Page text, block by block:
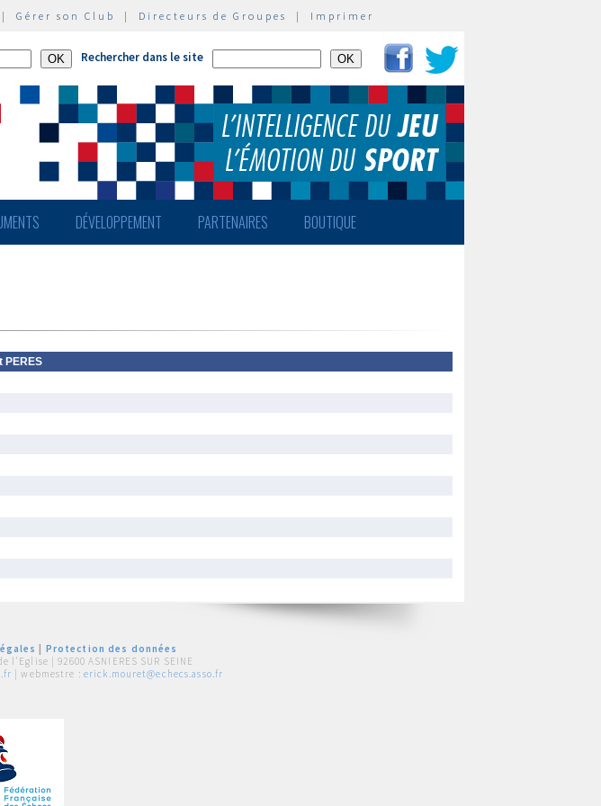
| Gérer son Club | Directeurs de Groupes | Imprimer
Rechercher dans le site
DÉVELOPPEMENT PARTENAIRES BOUTIQUE
PERES
Protection des données
l'Eglise | 92600 ASNIERES SUR SEINE
| webmestre : erick.mouret@echecs.asso.fr